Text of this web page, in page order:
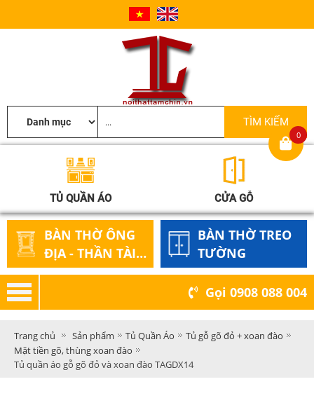
TỦ QUẦN ÁO CỬA GỖ
BÀN THỜ ÔNG
ĐỊA - THẦN TÀI
GỖ
BÀN THỜ TREO
TƯỜNG
Gọi 0908 088 004
Trang chủ Sản phẩm Tủ Quần Áo
Tủ gỗ gõ đỏ + xoan đào
Mặt tiền gõ, thùng xoan đào
Tủ quần áo gỗ gõ đỏ và xoan đào TAGDX14
0